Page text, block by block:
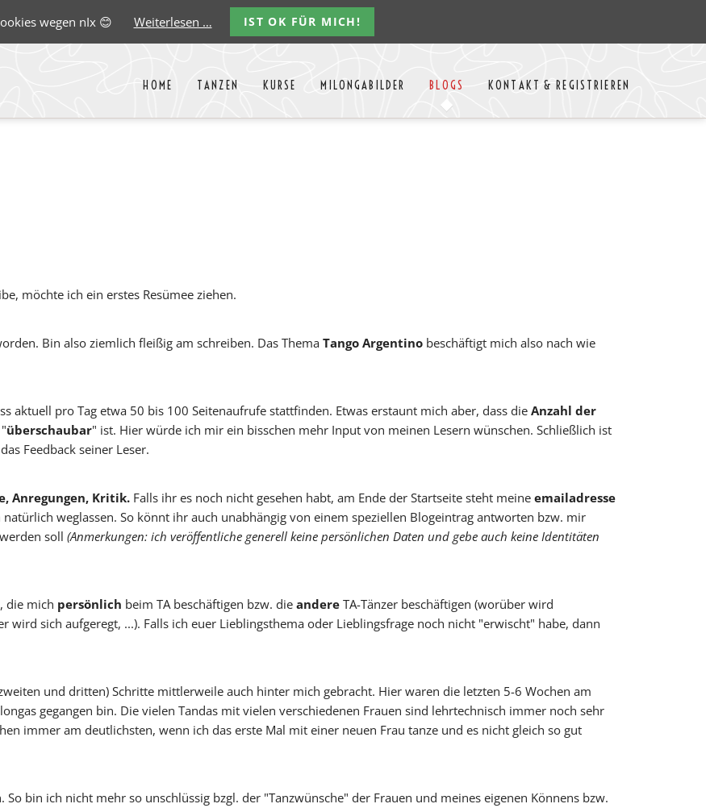
HOME TANZEN
Liste aller Events des kommenden Jahres
KURSE
SteffiTango
Tango y más
e.V,
TANZerei
Tanzschule
MILONGABILDER BLOGS KONTAKT & REGISTRIEREN
Kontakt
möchte ich ein erstes Resümee ziehen.
Bin also ziemlich fleißig am schreiben. Das ThemaTango Argentino beschäftigt mich also nach wie
aktuell pro Tag etwa 50 bis 100 Seitenaufrufe stattfinden. Etwas erstaunt mich aber, dass die Anzahl der
überschaubar" ist. Hier würde ich mir ein bisschen mehr Input von meinen Lesern wünschen. Schließlich ist
Feedback seiner Leser.
Anregungen, Kritik. Falls ihr es noch nicht gesehen habt, am Ende der Startseite steht meine emailadresse
natürlich weglassen. So könnt ihr auch unabhängig von einem speziellen Blogeintrag antworten bzw. mir
soll (Anmerkungen: ich veröffentliche generell keine persönlichen Daten und gebe auch keine Identitäten
die mich persönlich beim TA beschäftigen bzw. die andere TA-Tänzer beschäftigen (worüber wird
wird sich aufgeregt, ...). Falls ich euer Lieblingsthema oder Lieblingsfrage noch nicht "erwischt" habe, dann
und dritten) Schritte mittlerweile auch hinter mich gebracht. Hier waren die letzten 5-6 Wochen am
gegangen bin. Die vielen Tandas mit vielen verschiedenen Frauen sind lehrtechnisch immer noch sehr
immer am deutlichsten, wenn ich das erste Mal mit einer neuen Frau tanze und es nicht gleich so gut
So bin ich nicht mehr so unschlüssig bzgl. der "Tanzwünsche" der Frauen und meines eigenen Könnens bzw.
wegen nIx 😊 Weiterlesen … IST OK FÜR MICH!